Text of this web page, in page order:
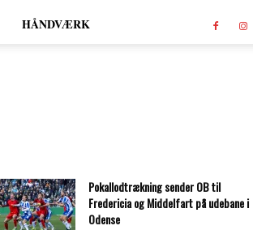
HÅNDVÆRK
Pokallodtrækning sender OB til
Fredericia og Middelfart på udebane i
Odense